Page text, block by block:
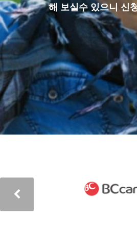
해 보실수 있으니 신